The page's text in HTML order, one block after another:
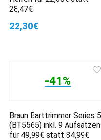
28,47€
22,30€
-41%
Braun Barttrimmer Series 5
(BT5565) inkl. 9 Aufsätzen
für 49,99€ statt 84,99€